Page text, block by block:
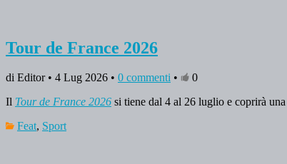
Tour de France 2026
di Editor • 4 Lug 2026 • 0 commenti •
0
Il Tour de France 2026 si tiene dal 4 al 26 luglio e coprirà
Feat, Sport